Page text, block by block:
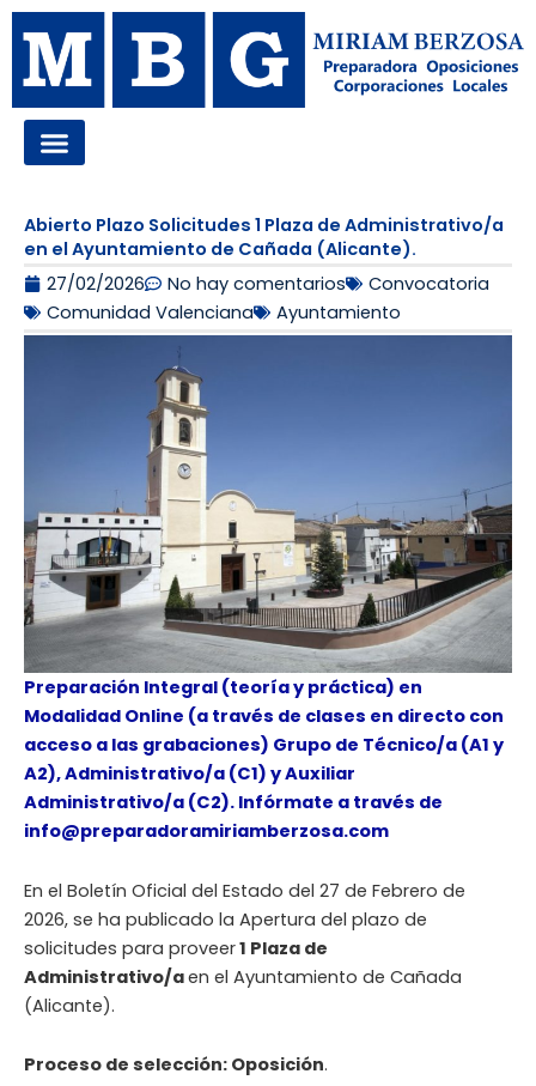
contenido
Abierto Plazo Solicitudes 1 Plaza de Administrativo/a
en el Ayuntamiento de Cañada (Alicante).
27/02/2026
No hay comentarios
Convocatoria
Comunidad Valenciana
Ayuntamiento
Preparación Integral (teoría y práctica) en
Modalidad Online (a través de clases en directo con
acceso a las grabaciones) Grupo de Técnico/a (A1 y
A2), Administrativo/a (C1) y Auxiliar
Administrativo/a (C2). Infórmate a través de
info@preparadoramiriamberzosa.com
En el Boletín Oficial del Estado del 27 de Febrero de
2026, se ha publicado la Apertura del plazo de
solicitudes para proveer1 Plaza de
Administrativo/aen el Ayuntamiento de Cañada
(Alicante).
Proceso de selección: Oposición.